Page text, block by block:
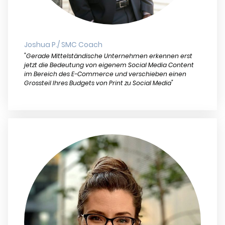
Joshua P./ SMC Coach
"Gerade Mittelständische Unternehmen erkennen erst
jetzt die Bedeutung von eigenem Social Media Content
im Bereich des E-Commerce und verschieben einen
Grossteil Ihres Budgets von Print zu Social Media"